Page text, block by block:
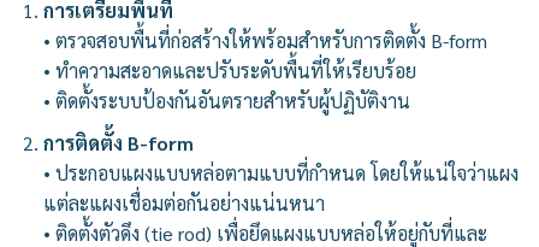
การเตรียมพื้นที่
• ตรวจสอบพื้นที่ก่อสร้างให้พร้อมสำหรับการติดตั้ง B-form
• ทำความสะอาดและปรับระดับพื้นที่ให้เรียบร้อย
• ติดตั้งระบบป้องกันอันตรายสำหรับผู้ปฏิบัติงาน
การติดตั้ง B-form
• ประกอบแผงแบบหล่อตามแบบที่กำหนด โดยให้แน่ใจว่าแผง
แต่ละแผงเชื่อมต่อกันอย่างแน่นหนา
• ติดตั้งตัวดึง (tie rod) เพื่อยึดแผงแบบหล่อให้อยู่กับที่และ